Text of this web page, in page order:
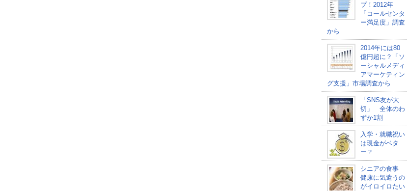
プ！2012年
「コールセンタ
ー満足度」調査
から
2014年には80
億円超に？「ソ
ーシャルメディ
アマーケティン
グ支援」市場調査から
「SNS友が大
切」 全体のわ
ずか1割
入学・就職祝い
は現金がベタ
ー？
シニアの食事
健康に気遣うの
がイロイロたい